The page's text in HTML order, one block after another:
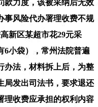
款力度，该被采纳后无效
事风险代办署理收费不规
新区某超市花29元采
6小袋），常州法院普遍
办法，材料拆上后，为整
局发出司法书，要求退还
理收费应承担的权利内容